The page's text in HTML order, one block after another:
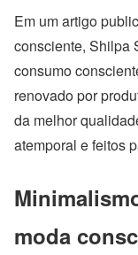
Em um artigo
consciente, Shilpa
consumo
renovado por
da melhor
atemporal e feitos
moda